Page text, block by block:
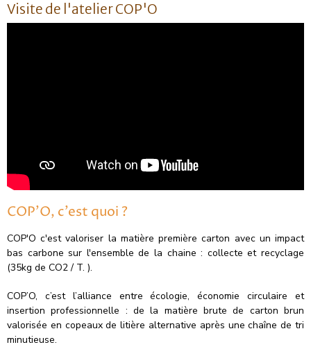
Visite de l'atelier COP'O
COP’O, c’est quoi ?
COP'O c'est valoriser la matière première carton avec un impact
bas carbone sur l'ensemble de la chaine : collecte et recyclage
(35kg de CO2 / T. ).
COP’O, c’est l’alliance entre écologie, économie circulaire et
insertion professionnelle : de la matière brute de carton brun
valorisée en copeaux de litière alternative après une chaîne de tri
minutieuse.